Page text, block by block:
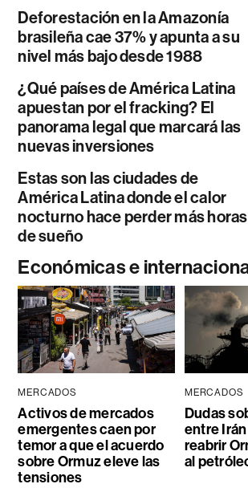
Deforestación en la Amazonía
brasileña cae 37% y apunta a su
nivel más bajo desde 1988
¿Qué países de América Latina
apuestan por el fracking? El
panorama legal que marcará las
nuevas inversiones
Estas son las ciudades de
América Latina donde el calor
nocturno hace perder más horas
de sueño
Económicas e
MERCADOS
Activos de mercados
emergentes caen por
temor a que el acuerdo
sobre Ormuz eleve las
tensiones
MERCADOS
Dudas
entre
reabrir
al